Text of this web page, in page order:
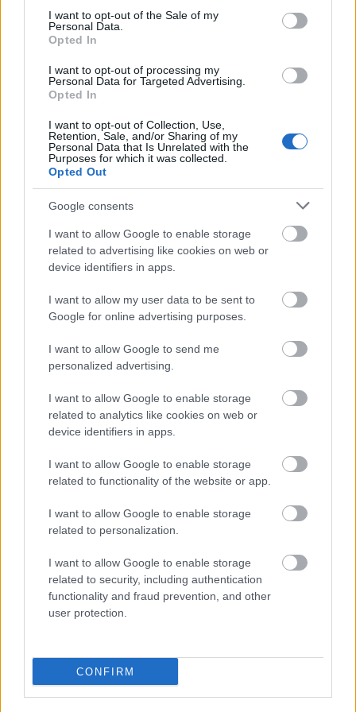
consent section.
I want to opt-out of the Sale of my
Personal Data.
Opted In
I want to opt-out of processing my
Personal Data for Targeted Advertising.
Opted In
I want to opt-out of Collection, Use,
Retention, Sale, and/or Sharing of my
Personal Data that Is Unrelated with the
Purposes for which it was collected.
Opted Out
Google consents
I want to allow Google to enable storage
related to advertising like cookies on web or
device identifiers in apps.
I want to allow my user data to be sent to
Google for online advertising purposes.
I want to allow Google to send me
personalized advertising.
I want to allow Google to enable storage
related to analytics like cookies on web or
device identifiers in apps.
I want to allow Google to enable storage
related to functionality of the website or app.
I want to allow Google to enable storage
related to personalization.
I want to allow Google to enable storage
related to security, including authentication
functionality and fraud prevention, and other
user protection.
CONFIRM
minél több emberrel kapcsolatba tudjon lépni.
Persze, azért néha a mai napig kivételt tesz - év
elején például
megállította a királyi konvojt
azért, hogy megszólíthassa az egyik rajongóját.
Ezeket olvastad már?
Ő itt Polgár Judit ritkán látott férje, 26 éve vannak
egymás mellett jóban-rosszban
brutálisan ki is gyúrta magát
5 ikonikus dal, amiről talán nem is tudtad, hogy